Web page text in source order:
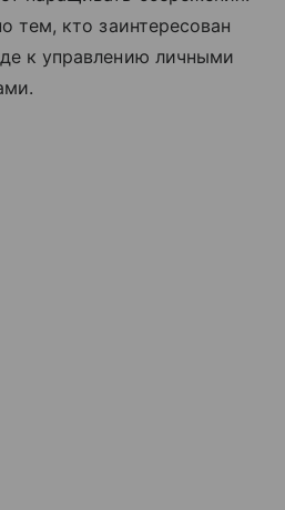
тем, кто заинтересован
к управлению личными